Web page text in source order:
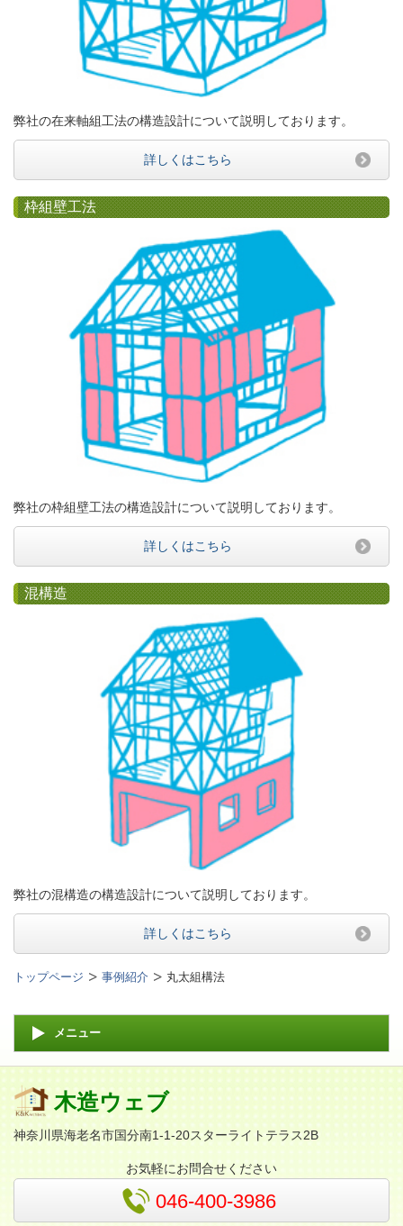
弊社の在来軸組工法の構造設計について説明しております。
詳しくはこちら
枠組壁工法
弊社の枠組壁工法の構造設計について説明しております。
詳しくはこちら
混構造
弊社の混構造の構造設計について説明しております。
詳しくはこちら
トップページ 事例紹介 丸太組構法
メニュー
木造ウェブ
神奈川県海老名市国分南1-1-20スターライトテラス2B
お気軽にお問合せください
046-400-3986